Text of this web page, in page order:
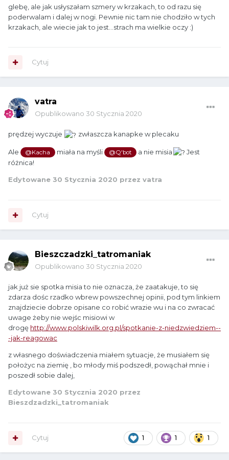
glebę, ale jak usłyszałam szmery w krzakach, to od razu się
poderwalam i dalej w nogi. Pewnie nic tam nie chodziło w tych
krzakach, ale wiecie jak to jest...strach ma wielkie oczy :)
Cytuj
vatra
Opublikowano 30 Stycznia 2020
prędzej wyczuje zwłaszcza kanapke w plecaku
Ale @Kacha miała na myśli @Q'bot a nie misia
Jest
różnica!
Edytowane 30 Stycznia 2020 przez vatra
Cytuj
Bieszczadzki_tatromaniak
Opublikowano 30 Stycznia 2020
jak już sie spotka misia to nie oznacza, że zaatakuje, to się
zdarza dośc rzadko wbrew powszechnej opinii, pod tym linkiem
znajdziecie dobrze opisane co robić wrazie wu i na co zwracać
uwage żeby nie wejśc misiowi w
drogę http://www.polskiwilk.org.pl/spotkanie-z-niedzwiedziem--
-jak-reagowac
z własnego doświadczenia miałem sytuacje, że musiałem się
położyc na ziemię , bo młody miś podszedł, powąchał mnie i
poszedł sobie dalej,
Edytowane 30 Stycznia 2020 przez
Bieszdzadzki_tatromaniak
1 1 1
Cytuj